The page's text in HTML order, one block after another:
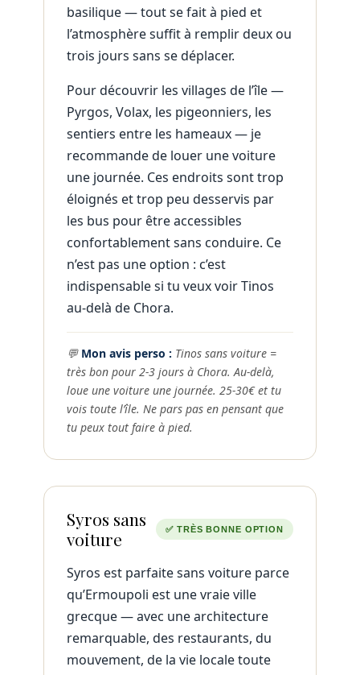
basilique — tout se fait à pied et
l’atmosphère suffit à remplir deux ou
trois jours sans se déplacer.
Pour découvrir les villages de l’île —
Pyrgos, Volax, les pigeonniers, les
sentiers entre les hameaux — je
recommande de louer une voiture
une journée. Ces endroits sont trop
éloignés et trop peu desservis par
les bus pour être accessibles
confortablement sans conduire. Ce
n’est pas une option : c’est
indispensable si tu veux voir Tinos
au-delà de Chora.
💬 Mon avis perso : Tinos sans voiture =
très bon pour 2-3 jours à Chora. Au-delà,
loue une voiture une journée. 25-30€ et tu
vois toute l’île. Ne pars pas en pensant que
tu peux tout faire à pied.
Syros sans
voiture
✅ TRÈS BONNE OPTION
Syros est parfaite sans voiture parce
qu’Ermoupoli est une vraie ville
grecque — avec une architecture
remarquable, des restaurants, du
mouvement, de la vie locale toute